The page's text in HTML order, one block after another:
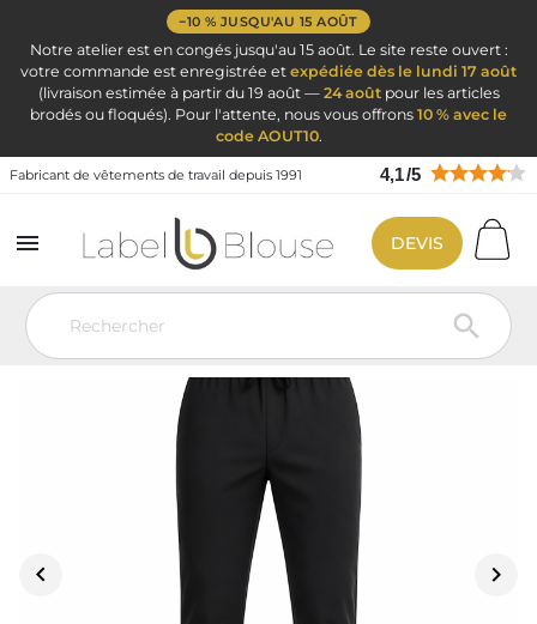
−10 % JUSQU'AU 15 AOÛT
Notre atelier est en congés jusqu'au 15 août. Le site reste ouvert :
votre commande est enregistrée et expédiée dès le lundi 17 août
(livraison estimée à partir du 19 août — 24 aoûtpour les articles
brodés ou floqués). Pour l'attente, nous vous offrons 10 % avec le
code AOUT10.
Fabricant de vêtements de travail depuis 1991 4,1/5


DEVIS
Vêtement de travail Vêtements de cuisine
Pantalon de cuisine
 